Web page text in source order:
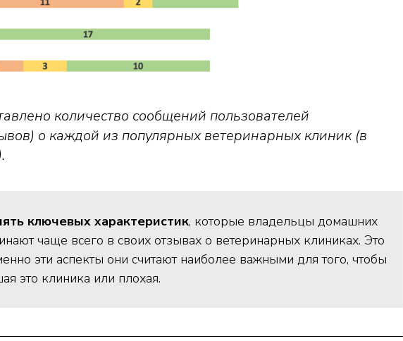
количество сообщений пользователей
о каждой из популярных ветеринарных клиник (в
ключевых характеристик, которые владельцы домашних
чаще всего в своих отзывах о ветеринарных клиниках. Это
эти аспекты они считают наиболее важными для того, чтобы
это клиника или плохая.